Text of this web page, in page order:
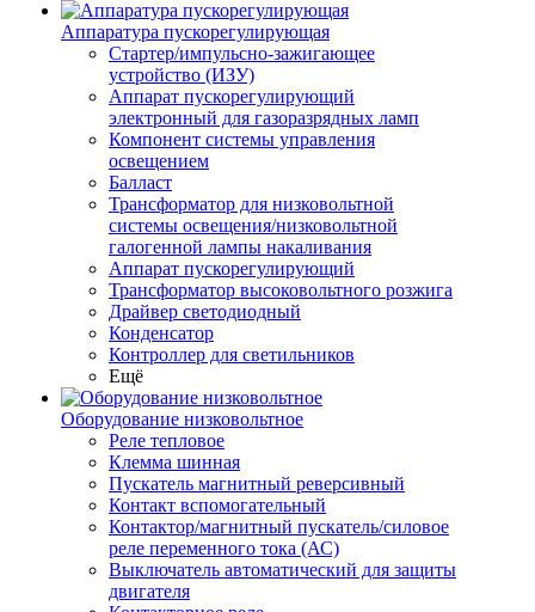
Аппаратура пускорегулирующая
Стартер/импульсно-зажигающее
устройство (ИЗУ)
Аппарат пускорегулирующий
электронный для газоразрядных ламп
Компонент системы управления
освещением
Балласт
Трансформатор для низковольтной
системы освещения/низковольтной
галогенной лампы накаливания
Аппарат пускорегулирующий
Трансформатор высоковольтного розжига
Драйвер светодиодный
Конденсатор
Контроллер для светильников
Ещё
Оборудование низковольтное
Реле тепловое
Клемма шинная
Пускатель магнитный реверсивный
Контакт вспомогательный
Контактор/магнитный пускатель/силовое
реле переменного тока (АС)
Выключатель автоматический для защиты
двигателя